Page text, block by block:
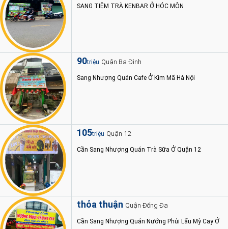
SANG TIỆM TRÀ KENBAR Ở HÓC MÔN
90triệu Quận Ba Đình
Sang Nhượng Quán Cafe Ở Kim Mã Hà Nội
105triệu Quận 12
Cần Sang Nhượng Quán Trà Sữa Ở Quận 12
thỏa thuận Quận Đống Đa
Cần Sang Nhượng Quán Nướng Phủi Lẩu Mỳ Cay Ở